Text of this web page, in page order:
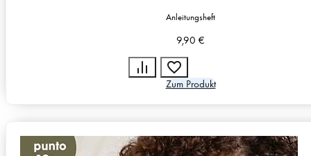
Anleitungsheft
9,90 €
Zum Produkt